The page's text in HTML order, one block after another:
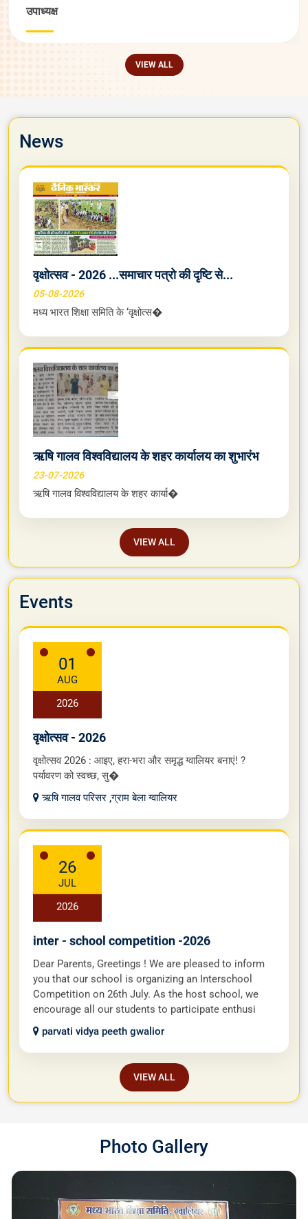
उपाध्यक्ष
VIEW ALL
News
वृक्षोत्सव - 2026 ...समाचार पत्रो की दृष्टि से...
05-08-2026
मध्य भारत शिक्षा समिति के ‘वृक्षोत्स�
ऋषि गालव विश्वविद्यालय के शहर कार्यालय का शुभारंभ
23-07-2026
ऋषि गालव विश्वविद्यालय के शहर कार्या�
VIEW ALL
Events
01
AUG
2026
वृक्षोत्सव - 2026
वृक्षोत्सव 2026 : आइए, हरा-भरा और समृद्ध ग्वालियर बनाएं! ?
पर्यावरण को स्वच्छ, सु�
ऋषि गालव परिसर ,ग्राम बेला ग्वालियर
26
JUL
2026
inter - school competition -2026
Dear Parents, Greetings ! We are pleased to inform
you that our school is organizing an Interschool
Competition on 26th July. As the host school, we
encourage all our students to participate enthusi
parvati vidya peeth gwalior
VIEW ALL
Photo Gallery